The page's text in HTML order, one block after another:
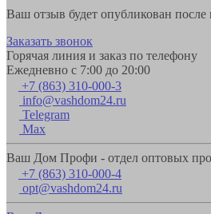
Ваш отзыв будет опубликован
Заказать звонок
Горячая линия и заказ по телефону
Ежедневно с 7:00 до 20:00
+7 (863) 310-000-3
info@vashdom24.ru
Telegram
Max
Ваш Дом Профи - отдел оптовых
+7 (863) 310-000-4
opt@vashdom24.ru